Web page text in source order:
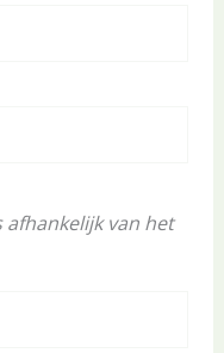
van het